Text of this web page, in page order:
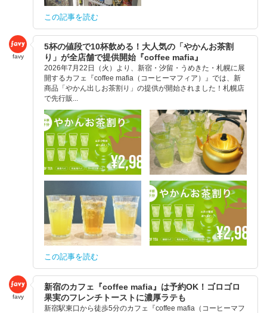
この記事を読む
favy
5杯の値段で10杯飲める！大人気の「やかんお茶割
り」が全店舗で提供開始『coffee mafia』
2026年7月22日（火）より、新宿・汐留・うめきた・札幌に展
開するカフェ『coffee mafia（コーヒーマフィア）』では、新
商品「やかん出しお茶割り」の提供が開始されました！札幌店
で先行販...
この記事を読む
favy
新宿のカフェ『coffee mafia』は予約OK！ゴロゴロ
果実のフレンチトーストに濃厚ラテも
新宿駅東口から徒歩5分のカフェ『coffee mafia（コーヒーマフ